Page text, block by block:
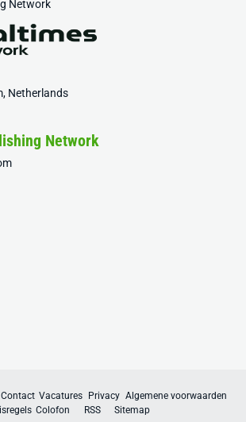
Network
Netherlands
Network
Contact Vacatures Privacy Algemene voorwaarden
Colofon RSS Sitemap